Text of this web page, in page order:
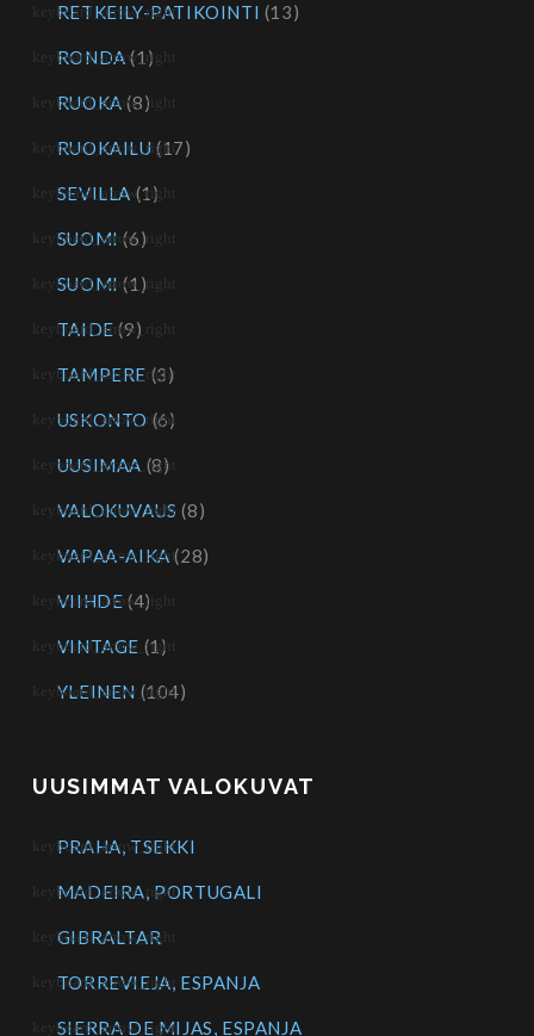
RETKEILY-PATIKOINTI (13)
RONDA (1)
RUOKA (8)
RUOKAILU (17)
SEVILLA (1)
SUOMI (6)
SUOMI (1)
TAIDE (9)
TAMPERE (3)
USKONTO (6)
UUSIMAA (8)
VALOKUVAUS (8)
VAPAA-AIKA (28)
VIIHDE (4)
VINTAGE (1)
YLEINEN (104)
UUSIMMAT VALOKUVAT
PRAHA, TSEKKI
MADEIRA, PORTUGALI
GIBRALTAR
TORREVIEJA, ESPANJA
SIERRA DE MIJAS, ESPANJA